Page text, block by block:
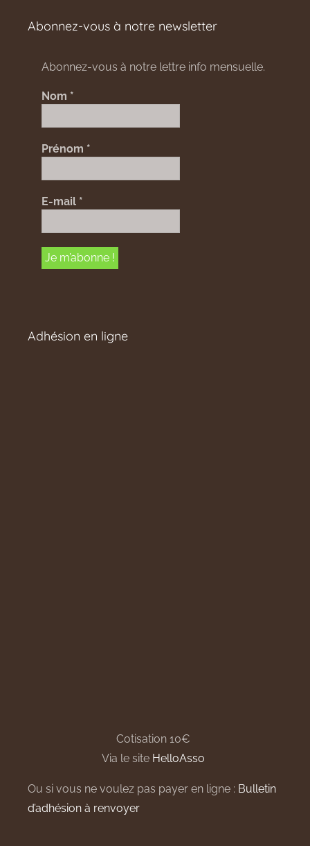
Abonnez-vous à notre newsletter
Abonnez-vous à notre lettre info mensuelle.
Nom *
Prénom *
E-mail *
Adhésion en ligne
Cotisation 10€
Via le site HelloAsso
Ou si vous ne voulez pas payer en ligne : Bulletin
d’adhésion à renvoyer